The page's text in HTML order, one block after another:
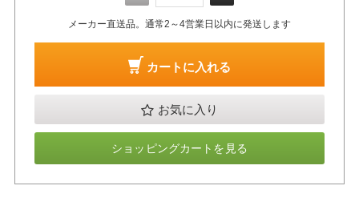
メーカー直送品。通常2～4営業日以内に発送します
カートに入れる
お気に入り
ショッピングカートを見る